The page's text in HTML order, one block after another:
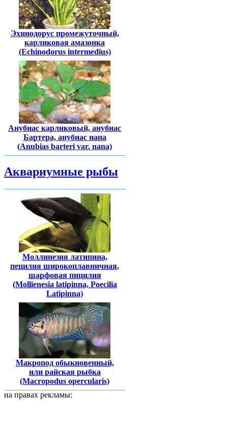
Эхинодорус промежуточный,
карликовая амазонка
(Echinodorus intermedius)
Анубиас карликовый, анубиас
Бартера, анубиас нана
(Anubias barteri var. nana)
Аквариумные рыбы
Моллинезия латипина,
пецилия широкоплавничная,
шарфовая пицилия
(Mollienesia latipinna, Poecilia
Latipinna)
Макропод обыкновенный,
или райская рыбка
(Macropodus opercularis)
на правах рекламы: